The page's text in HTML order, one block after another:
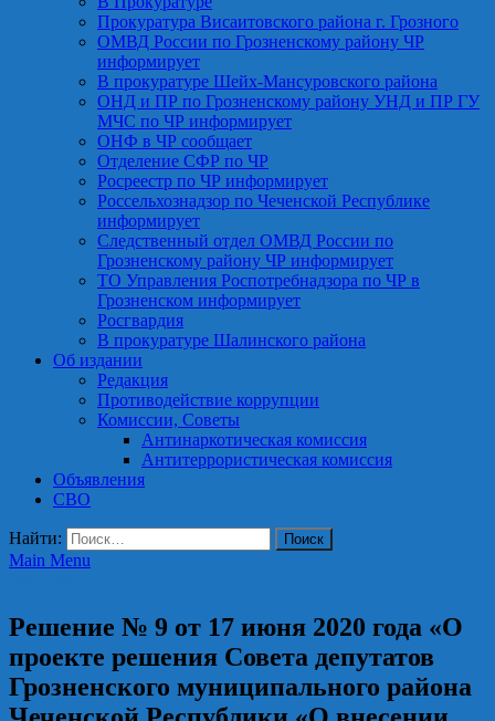
Прокуратура Висаитовского района г. Грозного
ОМВД России по Грозненскому району ЧР
информирует
В прокуратуре Шейх-Мансуровского района
ОНД и ПР по Грозненскому району УНД и ПР ГУ
МЧС по ЧР информирует
ОНФ в ЧР сообщает
Отделение СФР по ЧР
Росреестр по ЧР информирует
Россельхознадзор по Чеченской Республике
информирует
Следственный отдел ОМВД России по
Грозненскому району ЧР информирует
ТО Управления Роспотребнадзора по ЧР в
Грозненском информирует
Росгвардия
В прокуратуре Шалинского района
Об издании
Редакция
Противодействие коррупции
Комиссии, Советы
Антинаркотическая комиссия
Антитеррористическая комиссия
Объявления
СВО
Найти:
Main Menu
Решение № 9 от 17 июня 2020 года «О
проекте решения Совета депутатов
Грозненского муниципального района